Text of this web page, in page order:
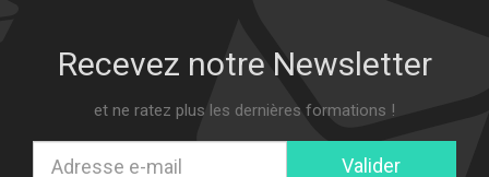
Recevez notre Newsletter
et ne ratez plus les dernières formations !
Valider